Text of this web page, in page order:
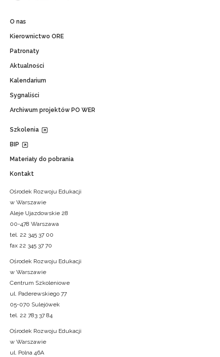
O nas
Kierownictwo ORE
Patronaty
Aktualności
Kalendarium
Sygnaliści
Archiwum projektów PO WER
Szkolenia
BIP
Materiały do pobrania
Kontakt
Ośrodek Rozwoju Edukacji
w Warszawie
Aleje Ujazdowskie 28
00-478 Warszawa
tel. 22 345 37 00
fax 22 345 37 70
Ośrodek Rozwoju Edukacji
w Warszawie
Centrum Szkoleniowe
ul. Paderewskiego 77
05-070 Sulejówek
tel. 22 783 37 84
Ośrodek Rozwoju Edukacji
w Warszawie
ul. Polna 46A